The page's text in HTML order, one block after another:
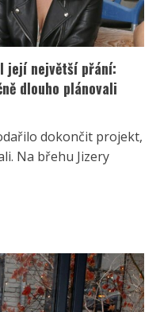
její největší přání:
dlouho plánovali
dokončit projekt,
Na břehu Jizery